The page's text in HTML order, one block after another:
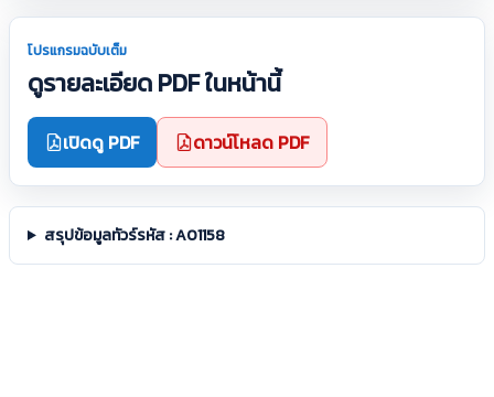
โปรแกรมฉบับเต็ม
ดูรายละเอียด PDF ในหน้านี้
เปิดดู PDF ดาวน์โหลด PDF
สรุปข้อมูลทัวร์รหัส : A01158